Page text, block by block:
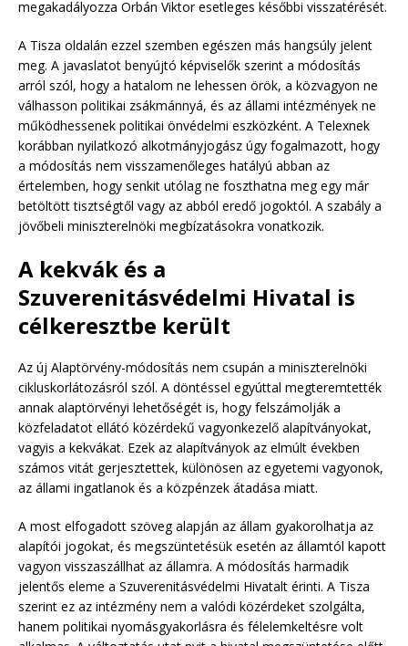
megakadályozza Orbán Viktor esetleges későbbi visszatérését.
A Tisza oldalán ezzel szemben egészen más hangsúly jelent
meg. A javaslatot benyújtó képviselők szerint a módosítás
arról szól, hogy a hatalom ne lehessen örök, a közvagyon ne
válhasson politikai zsákmánnyá, és az állami intézmények ne
működhessenek politikai önvédelmi eszközként. A Telexnek
korábban nyilatkozó alkotmányjogász úgy fogalmazott, hogy
a módosítás nem visszamenőleges hatályú abban az
értelemben, hogy senkit utólag ne foszthatna meg egy már
betöltött tisztségtől vagy az abból eredő jogoktól. A szabály a
jövőbeli miniszterelnöki megbízatásokra vonatkozik.
A kekvák és a
Szuverenitásvédelmi Hivatal is
célkeresztbe került
Az új Alaptörvény-módosítás nem csupán a miniszterelnöki
cikluskorlátozásról szól. A döntéssel egyúttal megteremtették
annak alaptörvényi lehetőségét is, hogy felszámolják a
közfeladatot ellátó közérdekű vagyonkezelő alapítványokat,
vagyis a kekvákat. Ezek az alapítványok az elmúlt években
számos vitát gerjesztettek, különösen az egyetemi vagyonok,
az állami ingatlanok és a közpénzek átadása miatt.
A most elfogadott szöveg alapján az állam gyakorolhatja az
alapítói jogokat, és megszüntetésük esetén az államtól kapott
vagyon visszaszállhat az államra. A módosítás harmadik
jelentős eleme a Szuverenitásvédelmi Hivatalt érinti. A Tisza
szerint ez az intézmény nem a valódi közérdeket szolgálta,
hanem politikai nyomásgyakorlásra és félelemkeltésre volt